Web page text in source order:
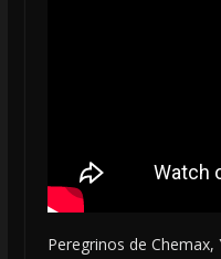
Peregrinos de